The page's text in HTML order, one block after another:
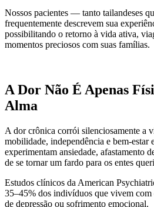
Nossos pacientes — tanto tailandeses
frequentemente descrevem sua
possibilitando o retorno à vida ativa,
momentos preciosos com suas famílias.
A Dor Não É Apenas
Alma
A dor crônica corrói silenciosamente a
mobilidade, independência e bem-estar
experimentam ansiedade, afastamento
de se tornar um fardo para os entes
Estudos clínicos da American
35–45% dos indivíduos que vivem
de depressão ou sofrimento emocional.